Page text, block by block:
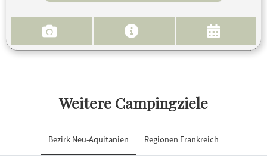
Weitere Campingziele
Bezirk Neu-Aquitanien Regionen Frankreich